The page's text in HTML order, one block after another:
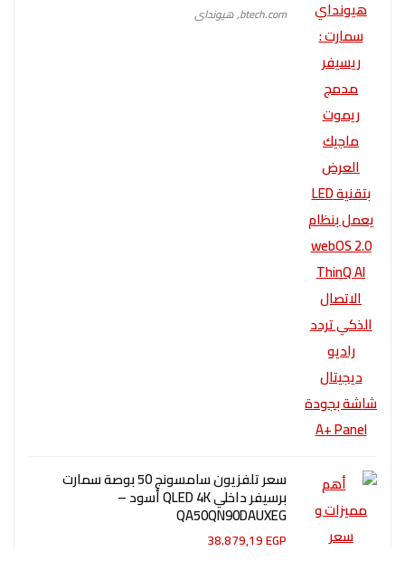
btech.com
,هيونداى
سعر تلفزيون سامسونج 50 بوصة سمارت
برسيفر داخلي QLED 4K أسود –
QA50QN90DAUXEG
38.879,19EGP